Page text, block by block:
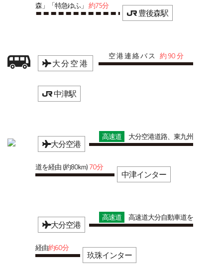
森」「特急ゆふ」 約75分
豊後森駅
大分空港
空港連絡バス 約90分
中津駅
大分空港
高速道 大分空港道路、東九州
道を経由 (約80km) 70分
中津インター
大分空港
高速道 高速道大分自動車道を
経由約60分
玖珠インター